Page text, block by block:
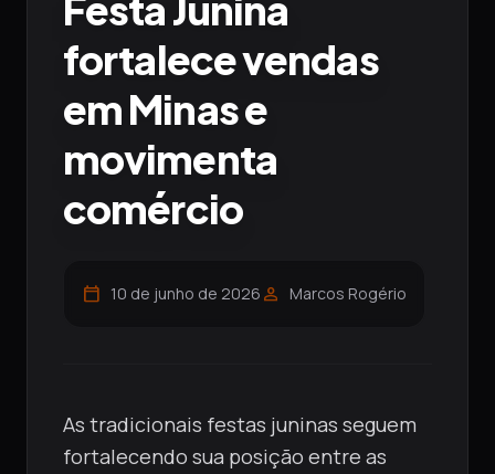
fortalece vendas
em Minas e
movimenta
comércio
calendar_today 10 de junho de 2026 person Marcos Rogério
As tradicionais festas juninas seguem
fortalecendo sua posição entre as